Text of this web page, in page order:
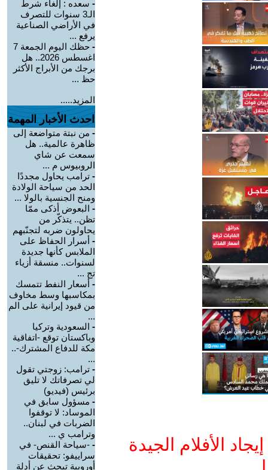
الأفلام الجيدة
- سعده : إلغاء شرط
الـ3 سنوات للتصرف
في الأراضي الصناعية
يرفع ...
-
حظك اليوم الجمعة 7
اغسطس 2026.. هل
برجك من الأبراج الأكثر
حظ ...
المزيد.....
احدث الأخبار المهمة
- من نبتة متواضعة إلى
ظاهرة عالمية.. هل
سمعت عن شاي
الروبيوس م ...
- ترامب يحاول مجددًا
الحد من سياحة الولادة
ومنح الجنسية بالولا ...
- البعوض أذكى ممّا
تظن.. يتذكّر من
يحاولون ضربه لتجنّبهم
- أسرار الحفاظ على
الملابس كأنها جديدة
لسنوات.. منسقة أزياء
تج ...
- أسعار النفط تتمسك
بمكاسبها وسط مخاوف
من قيود إيرانية على الم
...
- السعودية وتركيا
وباكستان توقع -اتفاقية
مكة للدفاع المشترك-..
...
- ترامب: زوجتي تقول
لي تصرفاتك لا تليق
برئيس (فيديو)
- مسؤول سابق في
الموساد: لا توقفوا
الضربات في لبنان..
وترامب ي ...
- -سياحة القنص- في
سراييفو: تحقيقات
أوروبية تبحث عن أدلة